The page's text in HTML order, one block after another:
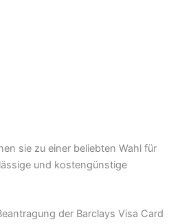
sie zu einer beliebten Wahl für
und kostengünstige
der Barclays Visa Card